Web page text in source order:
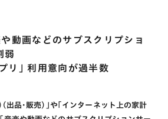
動画などのサブスクリプショ
弱
リ｣ 利用意向が過半数
出品･販売)｣や｢インターネット上の家計